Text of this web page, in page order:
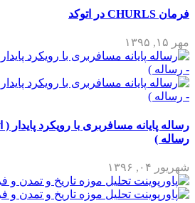
فرمان CHURLS در اتوکد
مهر ۱۵, ۱۳۹۵
رساله پایانه مسافربری با رویکرد
رساله )
شهریور ۰۴, ۱۳۹۶